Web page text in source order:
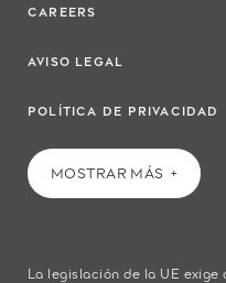
CAREERS
AVISO LEGAL
POLÍTICA DE PRIVACIDAD
MOSTRAR MÁS
La legislación de la UE